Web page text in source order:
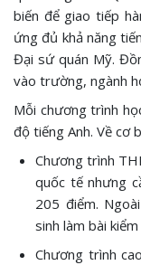
biến để giao tiếp
ứng đủ khả năng
Đại sứ quán Mỹ.
vào trường, ngành
Mỗi chương trình
độ tiếng Anh. Về cơ
Chương trình
quốc tế nhưng
205 điểm.
sinh làm bài
Chương trình